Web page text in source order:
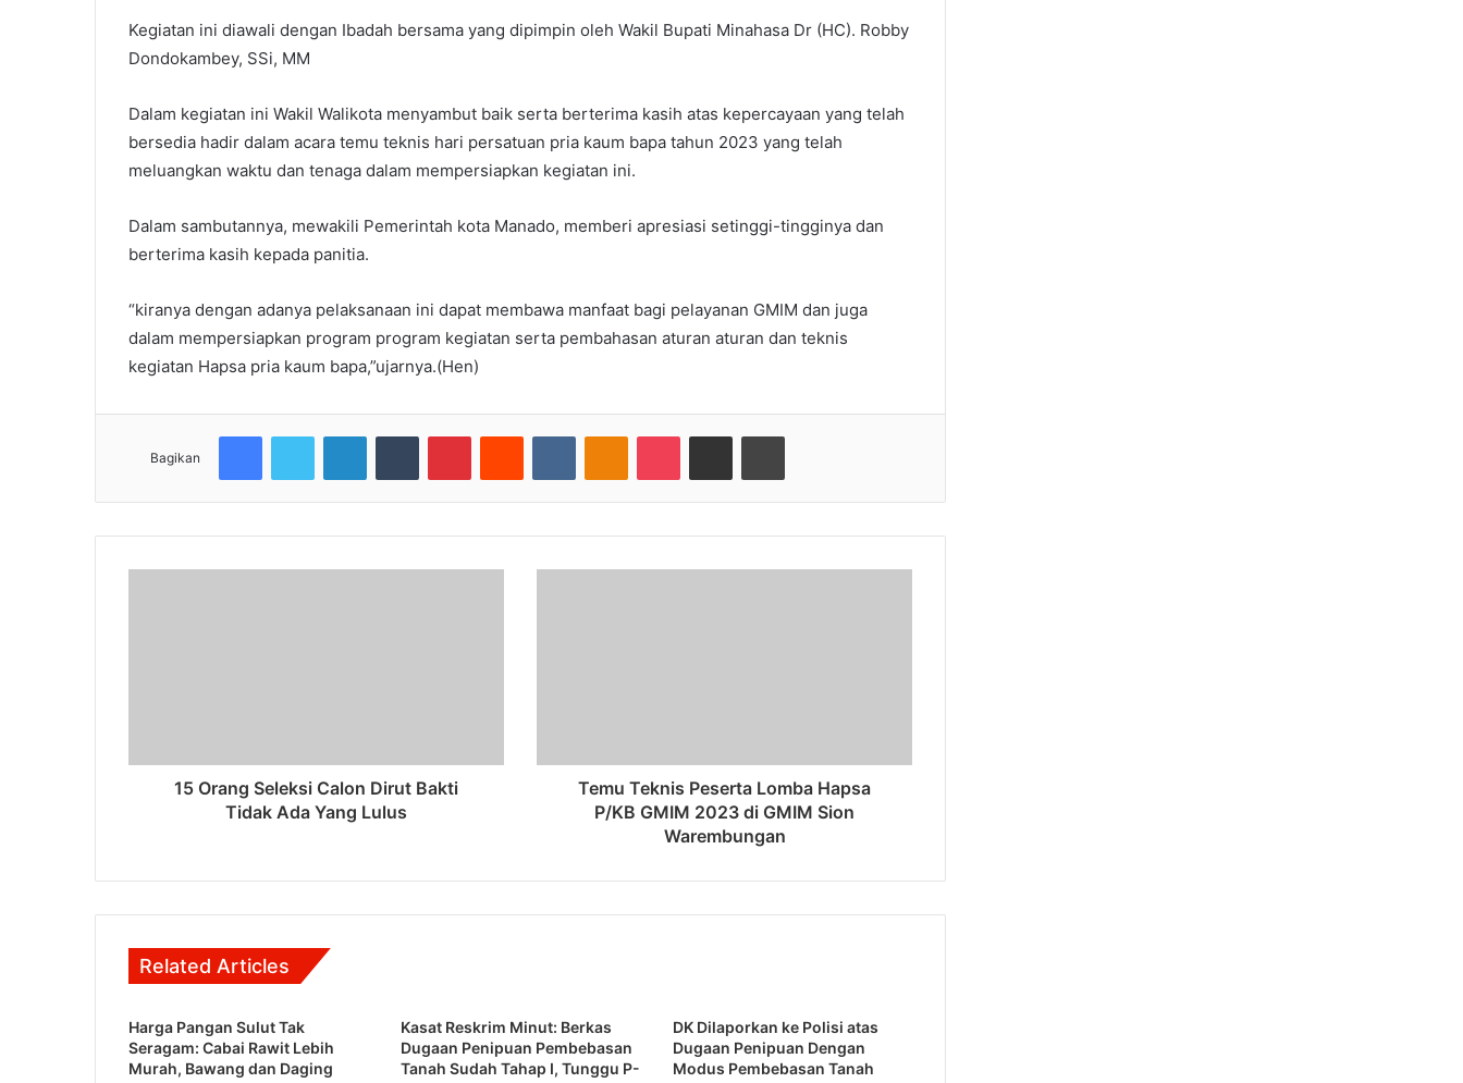
Kegiatan ini diawali dengan Ibadah bersama yang dipimpin oleh Wakil Bupati Minahasa Dr (HC). Robby
Dondokambey, SSi, MM
Dalam kegiatan ini Wakil Walikota menyambut baik serta berterima kasih atas kepercayaan yang telah
bersedia hadir dalam acara temu teknis hari persatuan pria kaum bapa tahun 2023 yang telah
meluangkan waktu dan tenaga dalam mempersiapkan kegiatan ini.
Dalam sambutannya, mewakili Pemerintah kota Manado, memberi apresiasi setinggi-tingginya dan
berterima kasih kepada panitia.
“kiranya dengan adanya pelaksanaan ini dapat membawa manfaat bagi pelayanan GMIM dan juga
dalam mempersiapkan program program kegiatan serta pembahasan aturan aturan dan teknis
kegiatan Hapsa pria kaum bapa,”ujarnya.(Hen)
Bagikan
FacebookTwitter LinkedInTumblr PinterestReddit VKontakteOdnoklassniki
Pocket Share via Email Cetak
15 Orang Seleksi Calon Dirut Bakti
Tidak Ada Yang Lulus
Temu Teknis Peserta Lomba Hapsa
P/KB GMIM 2023 di GMIM Sion
Warembungan
Related Articles
Harga Pangan Sulut Tak
Seragam: Cabai Rawit Lebih
Murah, Bawang dan Daging
Kasat Reskrim Minut: Berkas
Dugaan Penipuan Pembebasan
Tanah Sudah Tahap I, Tunggu P-
DK Dilaporkan ke Polisi atas
Dugaan Penipuan Dengan
Modus Pembebasan Tanah